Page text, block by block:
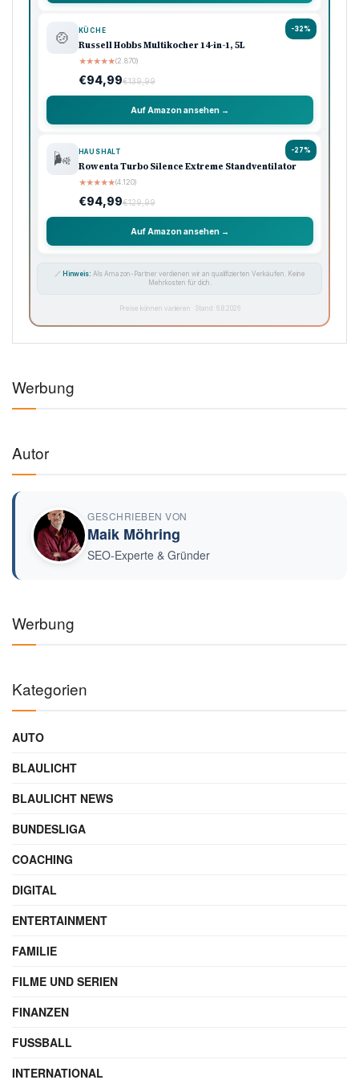
-32%
🍲 KÜCHE
Russell Hobbs Multikocher 14-in-1, 5L
★★★★★(2.870)
€94,99€139,99
Auf Amazon ansehen →
-27%
🌬️ HAUSHALT
Rowenta Turbo Silence Extreme Standventilator
★★★★★(4.120)
€94,99€129,99
Auf Amazon ansehen →
🔗 Hinweis: Als Amazon-Partner verdienen wir an qualifizierten Verkäufen. Keine
Mehrkosten für dich.
Preise können variieren · Stand: 6.8.2026
Werbung
Autor
GESCHRIEBEN VON
Maik Möhring
SEO-Experte & Gründer
Werbung
Kategorien
AUTO
BLAULICHT
BLAULICHT NEWS
BUNDESLIGA
COACHING
DIGITAL
ENTERTAINMENT
FAMILIE
FILME UND SERIEN
FINANZEN
FUSSBALL
INTERNATIONAL